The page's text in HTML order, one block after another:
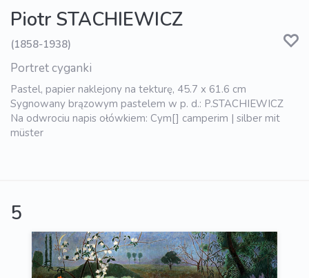
Piotr STACHIEWICZ
(1858-1938)
Portret cyganki
Pastel, papier naklejony na tekturę, 45.7 x 61.6 cm
Sygnowany brązowym pastelem w p. d.: P.STACHIEWICZ
Na odwrociu napis ołówkiem: Cym[] camperim | silber mit
müster
5